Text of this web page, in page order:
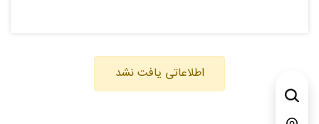
اطلاعاتی یافت نشد